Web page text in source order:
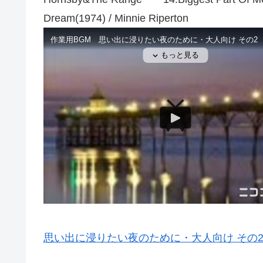
Dream(1974) / Minnie Riperton
思い出に浸りたい夜のために・大人向け その2